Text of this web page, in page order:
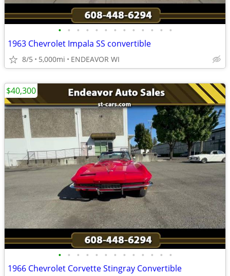
• • • • • • • • • • • • •
1963 Chevrolet Impala SS convertible
8/5 5,000mi ENDEAVOR WI
• • • • • • • • • • • • •
1966 Chevrolet Corvette Stingray Convertible
$40,300